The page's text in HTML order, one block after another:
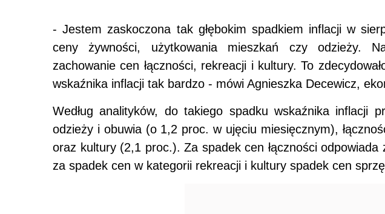
- Jestem zaskoczona tak głębokim spadkiem inflacji w
ceny żywności, użytkowania mieszkań czy odzieży.
zachowanie cen łączności, rekreacji i kultury. To
wskaźnika inflacji tak bardzo - mówi Agnieszka Decewicz,
Według analityków, do takiego spadku wskaźnika inflacji
odzieży i obuwia (o 1,2 proc. w ujęciu miesięcznym),
oraz kultury (2,1 proc.). Za spadek cen łączności odpowiada
za spadek cen w kategorii rekreacji i kultury spadek cen